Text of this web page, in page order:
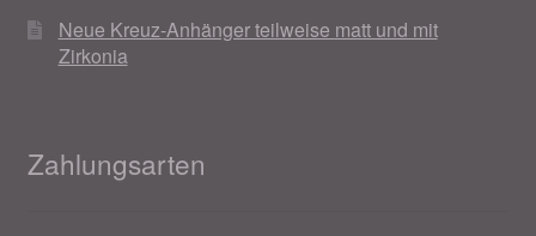
Neue Kreuz-Anhänger teilweise matt und mit
Zirkonia
Zahlungsarten